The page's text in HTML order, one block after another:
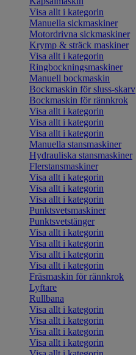
Visa allt i kategorin
Manuella sickmaskiner
Motordrivna sickmaskiner
Krymp & sträck maskiner
Visa allt i kategorin
Ringbockningsmaskiner
Manuell bockmaskin
Bockmaskin för sluss-skarv
Bockmaskin för rännkrok
Visa allt i kategorin
Visa allt i kategorin
Visa allt i kategorin
Manuella stansmaskiner
Hydrauliska stansmaskiner
Flerstansmaskiner
Visa allt i kategorin
Visa allt i kategorin
Visa allt i kategorin
Punktsvetsmaskiner
Punktsvetstänger
Visa allt i kategorin
Visa allt i kategorin
Visa allt i kategorin
Visa allt i kategorin
Fräsmaskin för rännkrok
Lyftare
Rullbana
Visa allt i kategorin
Visa allt i kategorin
Visa allt i kategorin
Visa allt i kategorin